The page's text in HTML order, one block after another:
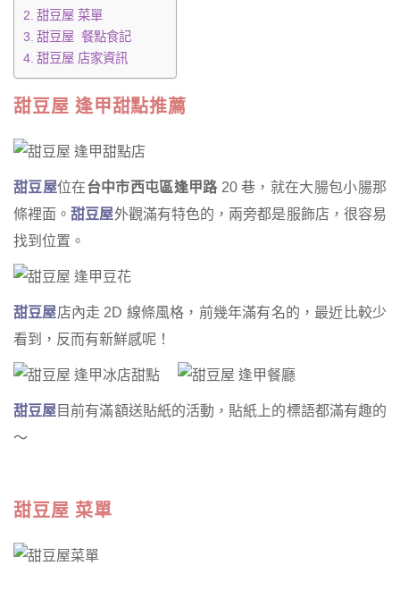
甜豆屋 菜單
甜豆屋 餐點食記
甜豆屋 店家資訊
甜豆屋 逢甲甜點推薦
甜豆屋位在台中市西屯區逢甲路 20 巷，就在大腸包小腸那
條裡面。甜豆屋外觀滿有特色的，兩旁都是服飾店，很容易
找到位置。
甜豆屋店內走 2D 線條風格，前幾年滿有名的，最近比較少
看到，反而有新鮮感呢！
甜豆屋目前有滿額送貼紙的活動，貼紙上的標語都滿有趣的
～
甜豆屋 菜單